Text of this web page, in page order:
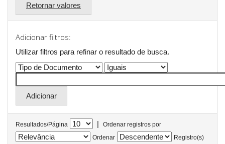
Retornar valores
Adicionar filtros:
Utilizar filtros para refinar o resultado de busca.
Resultados/Página |
Ordenar registros por
Ordenar
Registro(s)